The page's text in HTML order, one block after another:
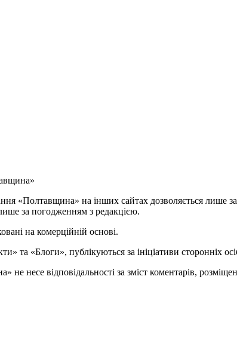
«Полтавщина» на інших сайтах дозволяється лише
за погодженням з редакцією.
на комерційній основі.
та «Блоги», публікуються за ініціативи сторонніх
не несе відповідальності за зміст коментарів,